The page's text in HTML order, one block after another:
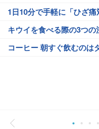
1日10分で手軽に「ひざ痛
キウイを食べる際の3つの
コーヒー 朝すぐ飲むのは